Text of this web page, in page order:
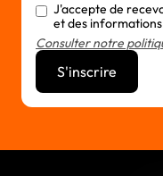
J'accepte de
et des
Consulter notre